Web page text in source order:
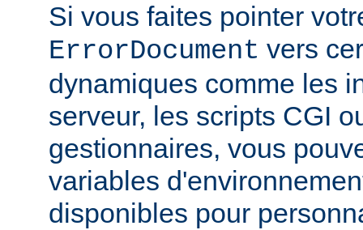
Si vous faites pointer
ErrorDocument vers
dynamiques comme les
serveur, les scripts CGI
gestionnaires, vous
variables
disponibles pour